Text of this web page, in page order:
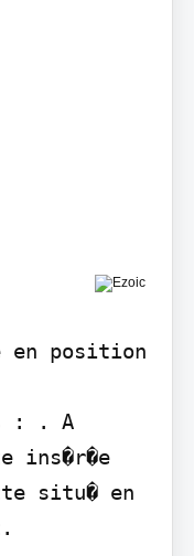
en position
: . A
ins�r�e
situ� en